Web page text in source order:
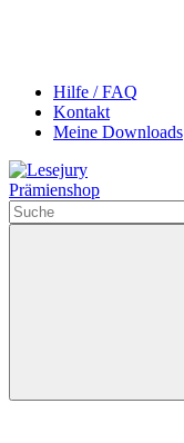
Hilfe / FAQ
Kontakt
Meine Downloads
Prämienshop